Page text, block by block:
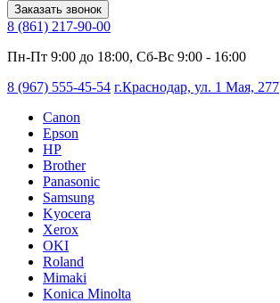
Заказать звонок
8 (861) 217-90-00
Пн-Пт 9:00 до 18:00, Сб-Вс 9:00 - 16:00
8 (967) 555-45-54 г.Краснодар, ул. 1 Мая, 277
Canon
Epson
HP
Brother
Panasonic
Samsung
Kyocera
Xerox
OKI
Roland
Mimaki
Konica Minolta